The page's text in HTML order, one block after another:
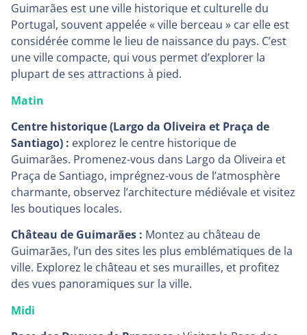
Guimarães est une ville historique et culturelle du
Portugal, souvent appelée « ville berceau » car elle est
considérée comme le lieu de naissance du pays. C’est
une ville compacte, qui vous permet d’explorer la
plupart de ses attractions à pied.
Matin
Centre historique (Largo da Oliveira et Praça de
Santiago) : explorez le centre historique de
Guimarães. Promenez-vous dans Largo da Oliveira et
Praça de Santiago, imprégnez-vous de l’atmosphère
charmante, observez l’architecture médiévale et visitez
les boutiques locales.
Château de Guimarães : Montez au château de
Guimarães, l’un des sites les plus emblématiques de la
ville. Explorez le château et ses murailles, et profitez
des vues panoramiques sur la ville.
Midi